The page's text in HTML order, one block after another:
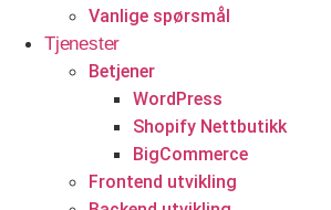
Vanlige spørsmål
Tjenester
Betjener
WordPress
Shopify Nettbutikk
BigCommerce
Frontend utvikling
Eiendomstjenester
Eiendomsmeglere